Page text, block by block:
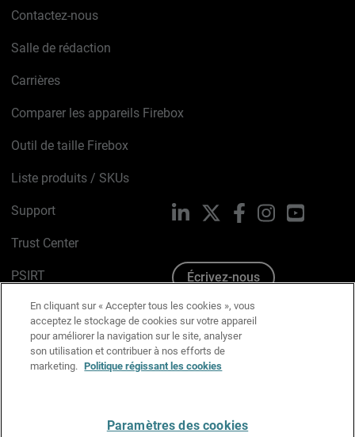
Contactez-nous
Salle de rédaction
Carrières
Comparer les appareils Firebox
Outil de taille Firebox
Liste produits / SKUs
Support
Trust Center
PSIRT
Avis sur les cookies
Politique de confidentialité
Charte Graphique
LinkedIn FacebookInstagram
Écrivez-nous
En cliquant sur « Accepter tous les cookies », vous
acceptez le stockage de cookies sur votre appareil
pour améliorer la navigation sur le site, analyser
son utilisation et contribuer à nos efforts de
marketing. Politique régissant les cookies
Paramètres des cookies